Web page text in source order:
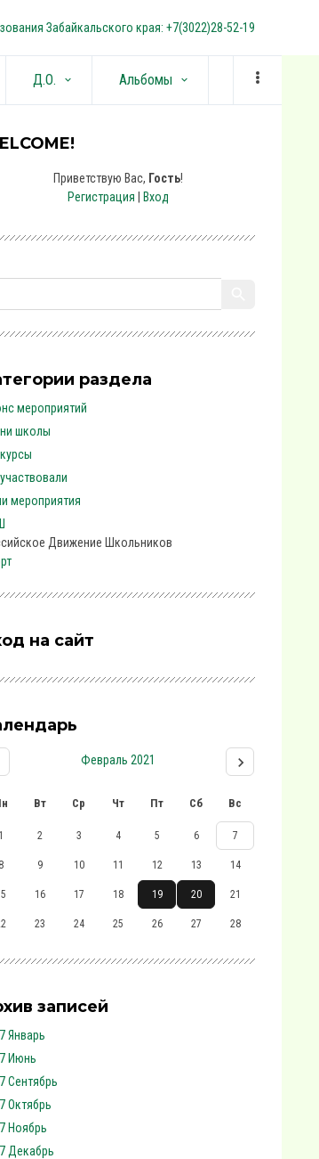
Забайкальского края: +7(3022)28-52-19
Д.О. keyboard_arrow_down Альбомы keyboard_arrow_down
Приветствую Вас, Гость!
Регистрация
Вход
раздела
мероприятий
школы
мероприятия
Движение Школьников
на сайт
Февраль 2021
Вт Ср Чт Пт Сб Вс
1 2 3 4 5 6 7
8 9 10 11 12 13 14
16 17 18 19 20 21
23 24 25 26 27 28
записей
Январь
Июнь
Сентябрь
Октябрь
Ноябрь
Декабрь